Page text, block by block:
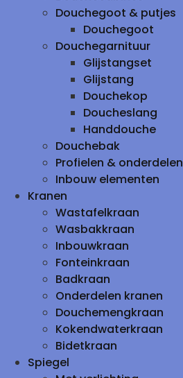
Douchegoot & putjes
Douchegoot
Douchegarnituur
Glijstangset
Glijstang
Douchekop
Doucheslang
Handdouche
Douchebak
Profielen & onderdelen
Inbouw elementen
Kranen
Wastafelkraan
Wasbakkraan
Inbouwkraan
Fonteinkraan
Badkraan
Onderdelen kranen
Douchemengkraan
Kokendwaterkraan
Bidetkraan
Spiegel